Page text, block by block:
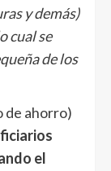
y demás)
cual se
de los
de ahorro)
el